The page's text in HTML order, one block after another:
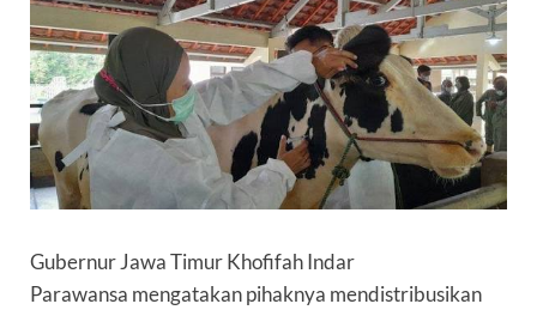
Gubernur Jawa TimurKhofifah Indar
Parawansa mengatakan pihaknya mendistribusikan